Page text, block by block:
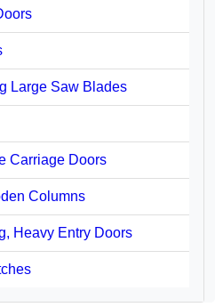
Large Saw Blades
Carriage Doors
Columns
Heavy Entry Doors